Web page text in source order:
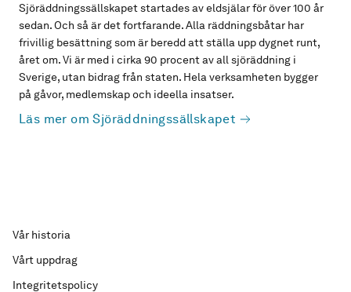
Sjöräddningssällskapet startades av eldsjälar för över 100 år
sedan. Och så är det fortfarande. Alla räddningsbåtar har
frivillig besättning som är beredd att ställa upp dygnet runt,
året om. Vi är med i cirka 90 procent av all sjöräddning i
Sverige, utan bidrag från staten. Hela verksamheten bygger
på gåvor, medlemskap och ideella insatser.
Läs mer om Sjöräddningssällskapet
Vår historia
Vårt uppdrag
Integritetspolicy